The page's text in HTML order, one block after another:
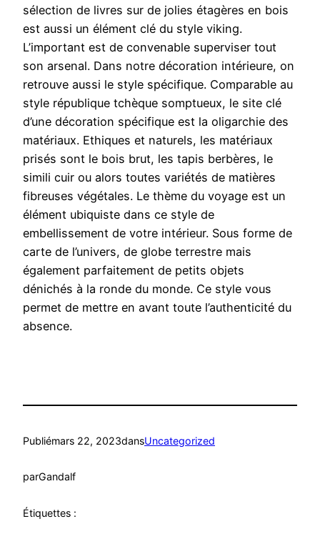
sélection de livres sur de jolies étagères en bois
est aussi un élément clé du style viking.
L’important est de convenable superviser tout
son arsenal. Dans notre décoration intérieure, on
retrouve aussi le style spécifique. Comparable au
style république tchèque somptueux, le site clé
d’une décoration spécifique est la oligarchie des
matériaux. Ethiques et naturels, les matériaux
prisés sont le bois brut, les tapis berbères, le
simili cuir ou alors toutes variétés de matières
fibreuses végétales. Le thème du voyage est un
élément ubiquiste dans ce style de
embellissement de votre intérieur. Sous forme de
carte de l’univers, de globe terrestre mais
également parfaitement de petits objets
dénichés à la ronde du monde. Ce style vous
permet de mettre en avant toute l’authenticité du
absence.
Publiémars 22, 2023dansUncategorized
parGandalf
Étiquettes :